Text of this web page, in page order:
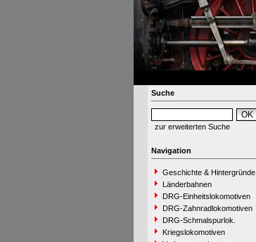
Suche
zur erweiterten Suche
Navigation
Geschichte & Hintergründe
Länderbahnen
DRG-Einheitslokomotiven
DRG-Zahnradlokomotiven
DRG-Schmalspurlok.
Kriegslokomotiven